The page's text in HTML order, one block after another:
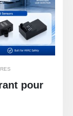
pour